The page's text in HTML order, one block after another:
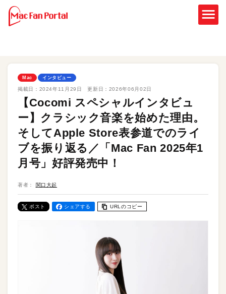
Mac インタビュー
掲載日： 2024年11月29日 更新日： 2026年06月02日
【Cocomi スペシャルインタビュ
ー】クラシック音楽を始めた理由。
そしてApple Store表参道でのライ
ブを振り返る／「Mac Fan 2025年1
月号」好評発売中！
著者： 関口大起
ポスト シェアする URLのコピー